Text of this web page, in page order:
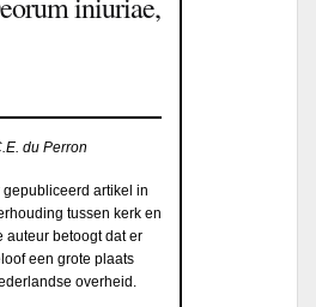
du Perron
artikel in
tussen kerk en
auteur betoogt dat er
een grote plaats
overheid.